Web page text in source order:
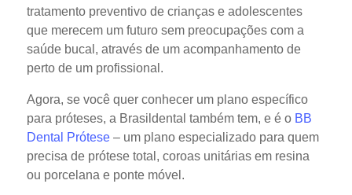
tratamento preventivo de crianças e adolescentes
que merecem um futuro sem preocupações com a
saúde bucal, através de um acompanhamento de
perto de um profissional.
Agora, se você quer conhecer um plano específico
para próteses, a Brasildental também tem, e é o BB
Dental Prótese– um plano especializado para quem
precisa de prótese total, coroas unitárias em resina
ou porcelana e ponte móvel.